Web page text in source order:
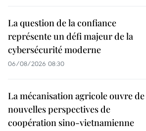
La question de la confiance
représente un défi majeur de la
cybersécurité moderne
06/08/2026 08:30
La mécanisation agricole ouvre de
nouvelles perspectives de
coopération sino-vietnamienne